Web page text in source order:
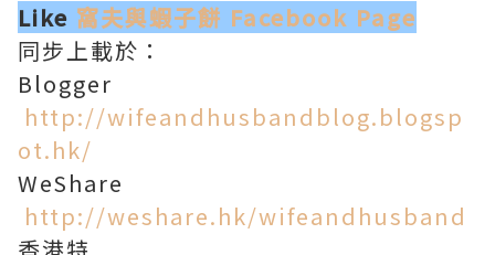
Like 窩夫與蝦子餅 Facebook Page
同步上載於：
Blogger
http://wifeandhusbandblog.blogsp
ot.hk/
WeShare
http://weshare.hk/wifeandhusband